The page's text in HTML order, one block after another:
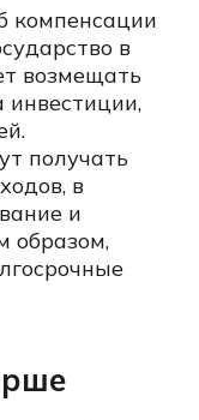
компенсации
в
возмещать
инвестиции,
получать
в
и
образом,